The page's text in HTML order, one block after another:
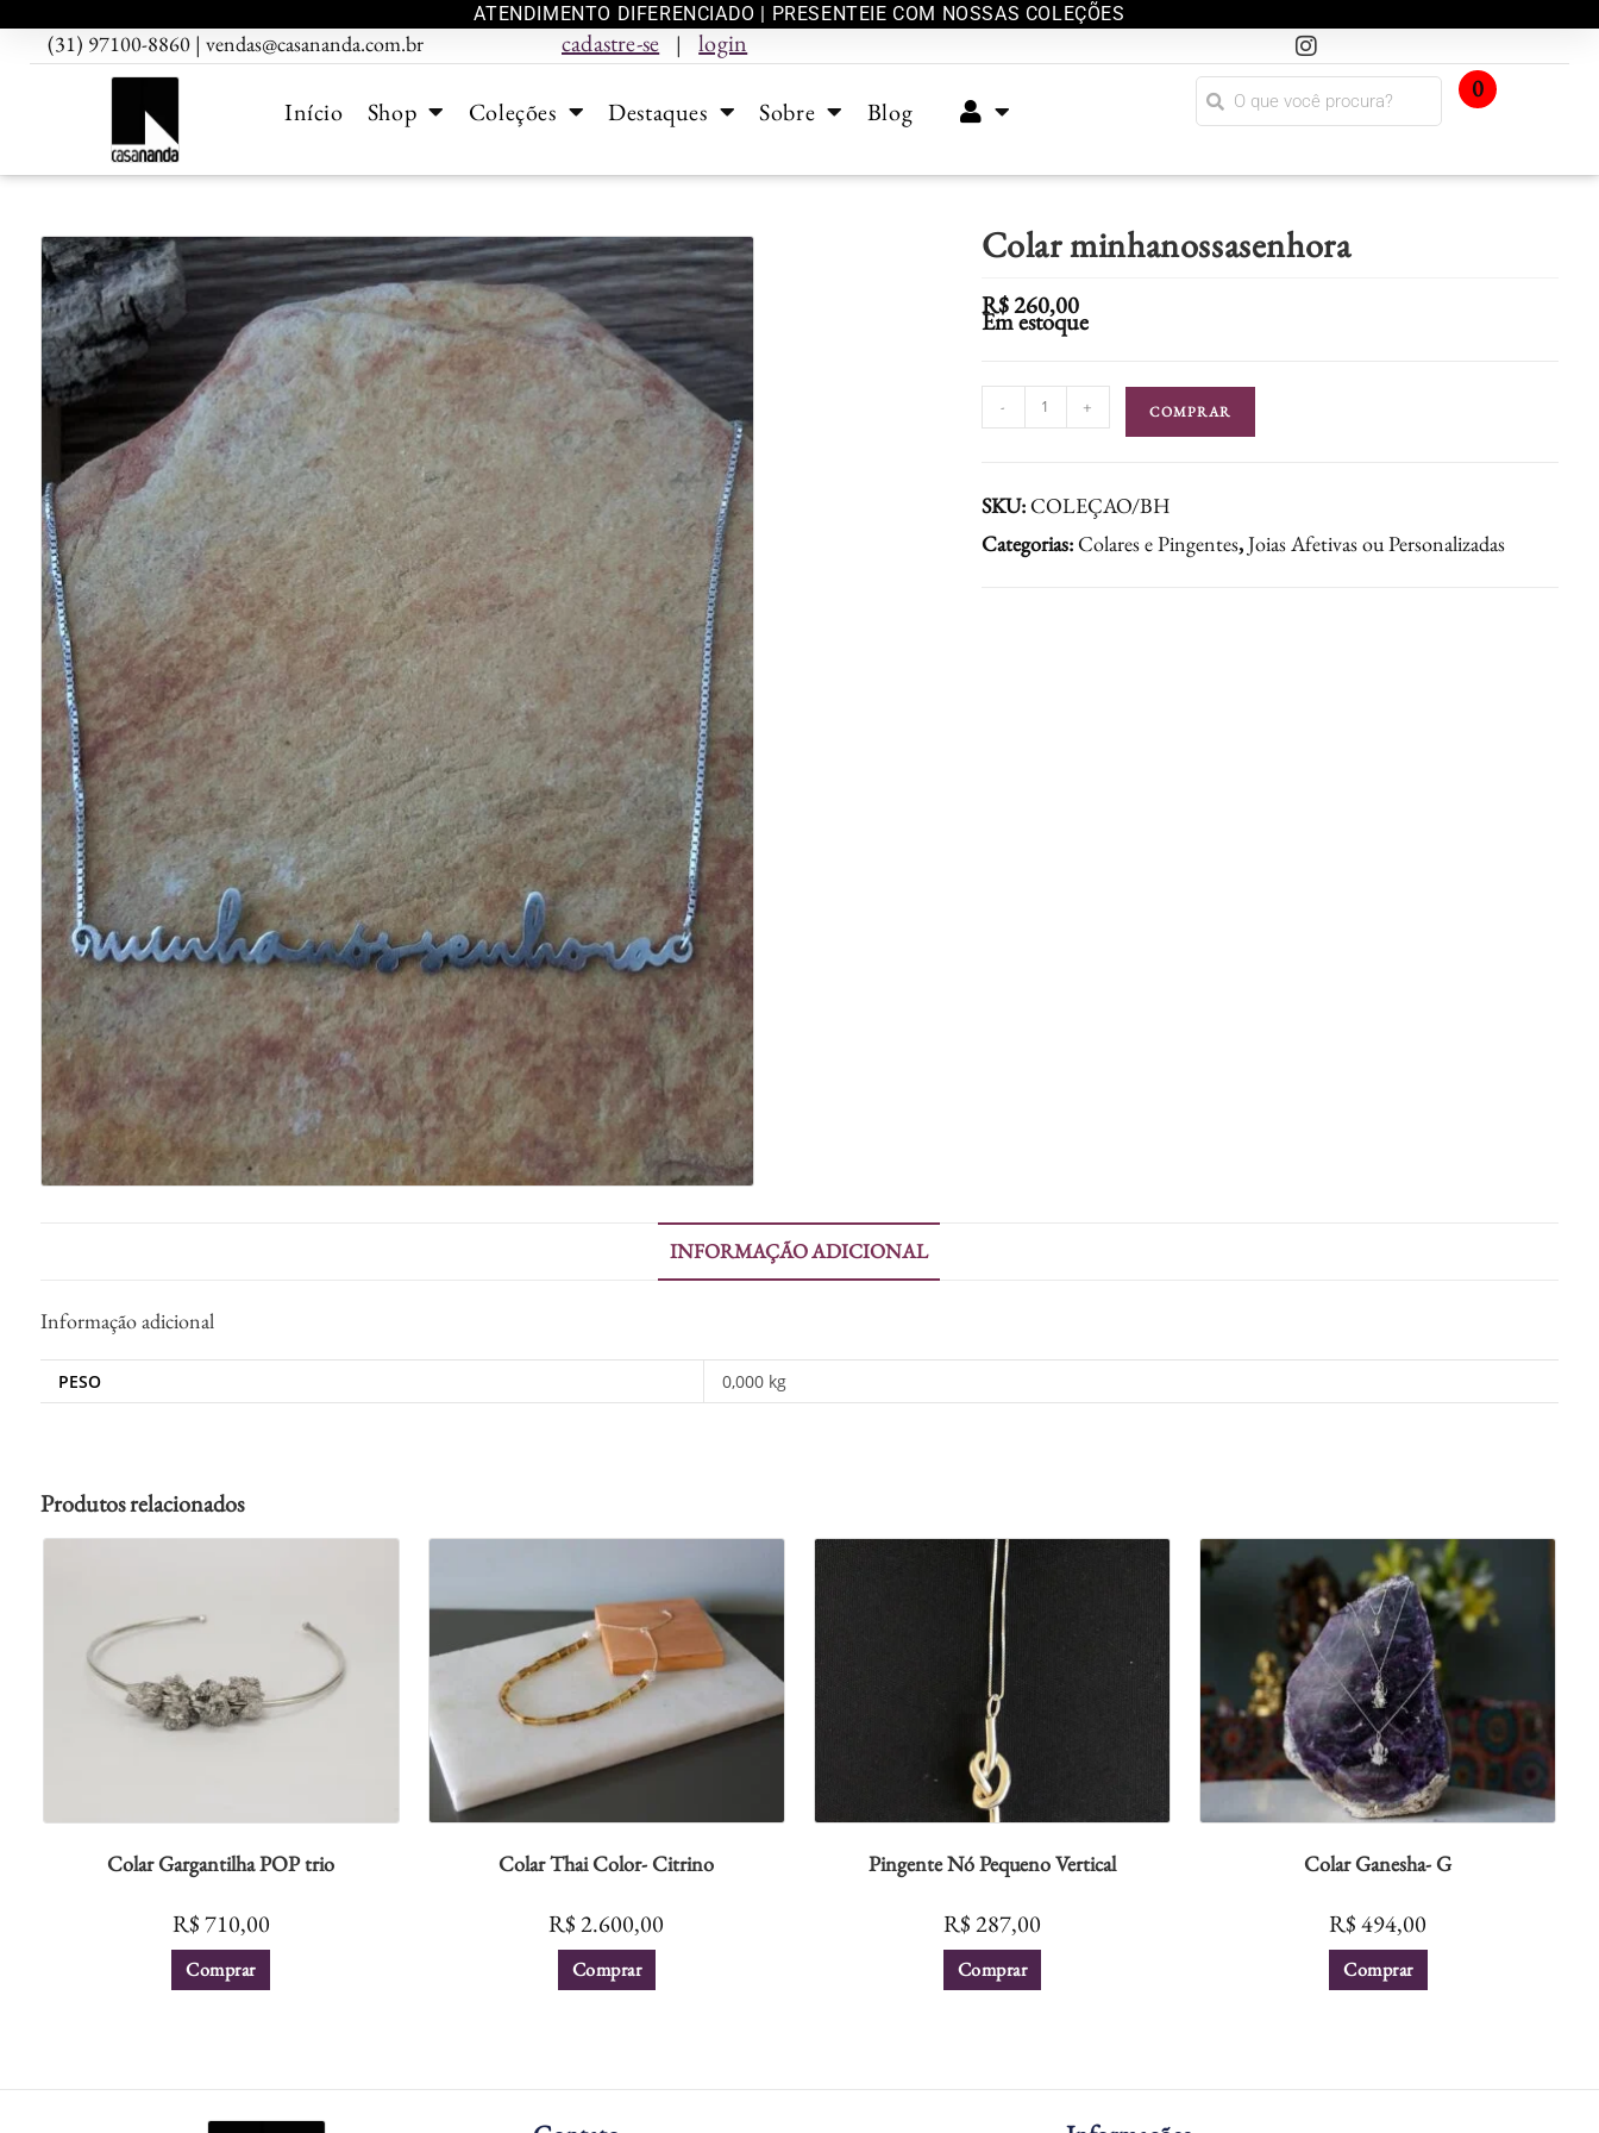
ATENDIMENTO DIFERENCIADO | PRESENTEIE COM NOSSAS COLEÇÕES
(31) 97100-8860 | vendas@casananda.com.br cadastre-se | login
Início Shop Coleções Destaques Sobre Blog
0
Colar minhanossasenhora
R$260,00
Em estoque
- + COMPRAR
SKU:COLEÇAO/BH
Categorias:Colares e Pingentes,Joias Afetivas ou Personalizadas
INFORMAÇÃO ADICIONAL
Informação adicional
PESO 0,000 kg
Produtos relacionados
Colar Gargantilha POP trio
R$710,00
Comprar
Colar Thai Color- Citrino
R$2.600,00
Comprar
Pingente Nó Pequeno Vertical
R$287,00
Comprar
Colar Ganesha- G
R$494,00
Comprar